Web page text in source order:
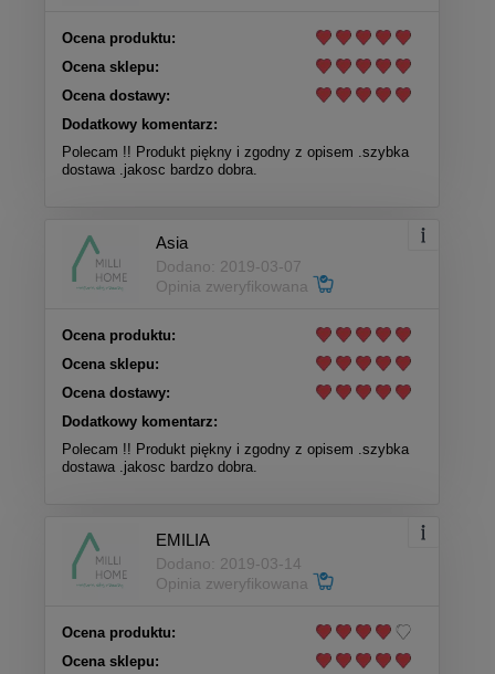
Ocena produktu:
Ocena sklepu:
Ocena dostawy:
Dodatkowy komentarz:
Polecam !! Produkt piękny i zgodny z opisem .szybka
dostawa .jakosc bardzo dobra.
Asia
Dodano: 2019-03-07
Opinia zweryfikowana
Ocena produktu:
Ocena sklepu:
Ocena dostawy:
Dodatkowy komentarz:
Polecam !! Produkt piękny i zgodny z opisem .szybka
dostawa .jakosc bardzo dobra.
EMILIA
Dodano: 2019-03-14
Opinia zweryfikowana
Ocena produktu:
Ocena sklepu: